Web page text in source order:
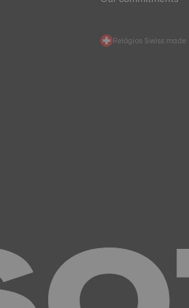
Relógios Swiss made